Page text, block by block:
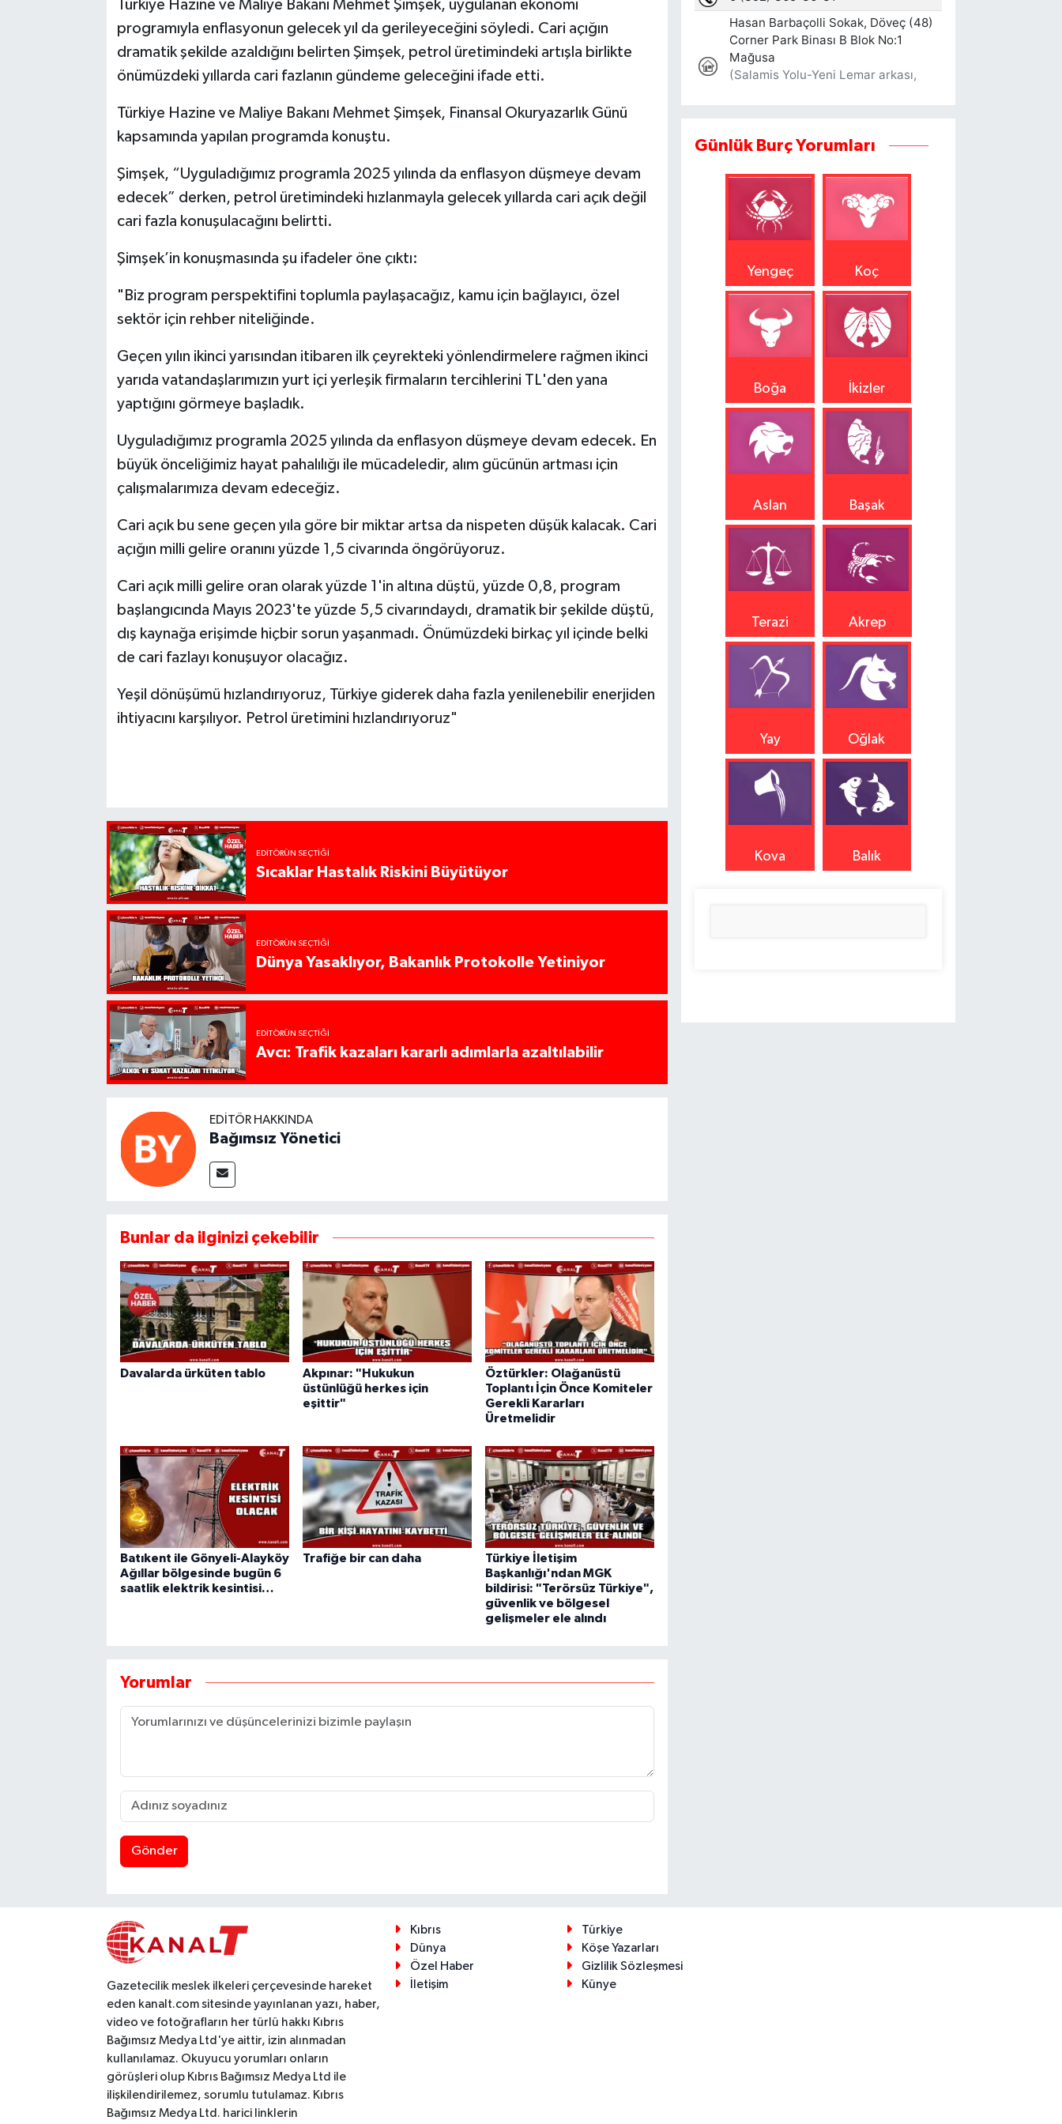
Türkiye Hazine ve Maliye Bakanı Mehmet Şimşek, uygulanan ekonomi
programıyla enflasyonun gelecek yıl da gerileyeceğini söyledi. Cari açığın
dramatik şekilde azaldığını belirten Şimşek, petrol üretimindeki artışla birlikte
önümüzdeki yıllarda cari fazlanın gündeme geleceğini ifade etti.
Türkiye Hazine ve Maliye Bakanı Mehmet Şimşek, Finansal Okuryazarlık Günü
kapsamında yapılan programda konuştu.
Şimşek, “Uyguladığımız programla 2025 yılında da enflasyon düşmeye devam
edecek” derken, petrol üretimindeki hızlanmayla gelecek yıllarda cari açık değil
cari fazla konuşulacağını belirtti.
Şimşek’in konuşmasında şu ifadeler öne çıktı:
"Biz program perspektifini toplumla paylaşacağız, kamu için bağlayıcı, özel
sektör için rehber niteliğinde.
Geçen yılın ikinci yarısından itibaren ilk çeyrekteki yönlendirmelere rağmen ikinci
yarıda vatandaşlarımızın yurt içi yerleşik firmaların tercihlerini TL'den yana
yaptığını görmeye başladık.
Uyguladığımız programla 2025 yılında da enflasyon düşmeye devam edecek. En
büyük önceliğimiz hayat pahalılığı ile mücadeledir, alım gücünün artması için
çalışmalarımıza devam edeceğiz.
Cari açık bu sene geçen yıla göre bir miktar artsa da nispeten düşük kalacak. Cari
açığın milli gelire oranını yüzde 1,5 civarında öngörüyoruz.
Cari açık milli gelire oran olarak yüzde 1'in altına düştü, yüzde 0,8, program
başlangıcında Mayıs 2023'te yüzde 5,5 civarındaydı, dramatik bir şekilde düştü,
dış kaynağa erişimde hiçbir sorun yaşanmadı. Önümüzdeki birkaç yıl içinde belki
de cari fazlayı konuşuyor olacağız.
Yeşil dönüşümü hızlandırıyoruz, Türkiye giderek daha fazla yenilenebilir enerjiden
ihtiyacını karşılıyor. Petrol üretimini hızlandırıyoruz"
EDITÖRÜN SEÇTIĞI
Sıcaklar Hastalık Riskini Büyütüyor
EDITÖRÜN SEÇTIĞI
Dünya Yasaklıyor, Bakanlık Protokolle Yetiniyor
EDITÖRÜN SEÇTIĞI
Avcı: Trafik kazaları kararlı adımlarla azaltılabilir
EDITÖR HAKKINDA
Bağımsız Yönetici
Bunlar da ilginizi çekebilir
Davalarda ürküten tablo
Akpınar: "Hukukun
üstünlüğü herkes için
eşittir"
Öztürkler: Olağanüstü
Toplantı İçin Önce Komiteler
Gerekli Kararları
Üretmelidir
Batıkent ile Gönyeli-Alayköy
Ağıllar bölgesinde bugün 6
saatlik elektrik kesintisi…
Trafiğe bir can daha
Türkiye İletişim
Başkanlığı'ndan MGK
bildirisi: "Terörsüz Türkiye",
güvenlik ve bölgesel
gelişmeler ele alındı
Yorumlar
Gönder
Günlük Burç Yorumları
Yengeç Koç
Boğa İkizler
Aslan Başak
Terazi Akrep
Yay Oğlak
Kova Balık
Gazetecilik meslek ilkeleri çerçevesinde hareket
eden kanalt.com sitesinde yayınlanan yazı, haber,
video ve fotoğrafların her türlü hakkı Kıbrıs
Bağımsız Medya Ltd'ye aittir, izin alınmadan
kullanılamaz. Okuyucu yorumları onların
görüşleri olup Kıbrıs Bağımsız Medya Ltd ile
ilişkilendirilemez, sorumlu tutulamaz. Kıbrıs
Bağımsız Medya Ltd. harici linklerin
Kıbrıs
Türkiye
Dünya
Köşe Yazarları
Özel Haber
Gizlilik Sözleşmesi
İletişim
Künye